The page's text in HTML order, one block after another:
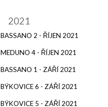
2021
BASSANO 2 - ŘÍJEN 2021
MEDUNO 4 - ŘÍJEN 2021
BASSANO 1 - ZÁŘÍ 2021
BÝKOVICE 6 - ZÁŘÍ 2021
BÝKOVICE 5 - ZÁŘÍ 2021